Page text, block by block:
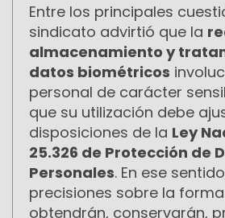
Entre los principales
sindicato advirtió que la
almacenamiento y
datos biométricos
personal de carácter
que su utilización debe
disposiciones de la Ley
25.326 de Protección de
Personales. En ese
precisiones sobre la
obtendrán, conservarán,